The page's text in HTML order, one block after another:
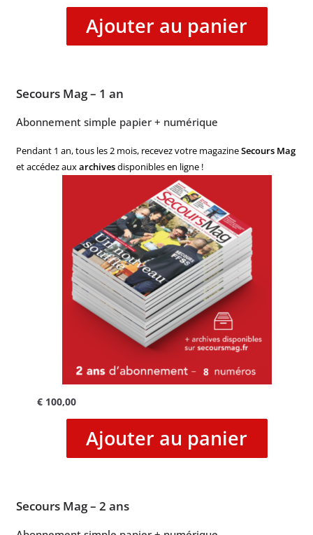
Ajouter au panier
Secours Mag – 1 an
Abonnement simple papier + numérique
Pendant 1 an, tous les 2 mois, recevez votre magazineSecours Mag
et accédez auxarchivesdisponibles en ligne !
€100,00
Ajouter au panier
Secours Mag – 2 ans